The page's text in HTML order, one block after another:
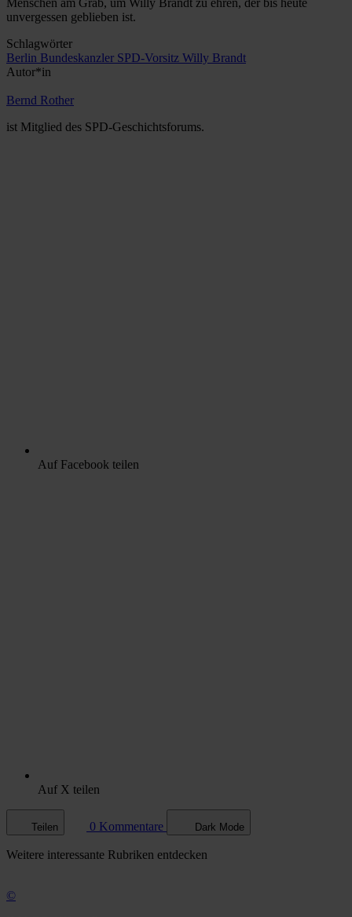
unvergessen geblieben ist.
Schlagwörter
Berlin Bundeskanzler SPD-Vorsitz Willy Brandt
Autor*in
Bernd Rother
ist Mitglied des SPD-Geschichtsforums.
Auf Facebook teilen
Auf X teilen
Teilen 0 Kommentare Dark Mode
Weitere interessante Rubriken entdecken
©